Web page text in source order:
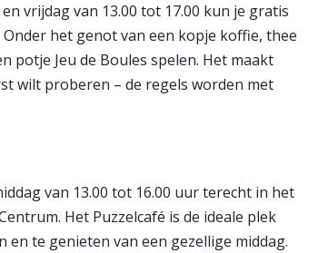
vrijdag van 13.00 tot 17.00 kun je gratis
het genot van een kopje koffie, thee
potje Jeu de Boules spelen. Het maakt
wilt proberen – de regels worden met
van 13.00 tot 16.00 uur terecht in het
Het Puzzelcafé is de ideale plek
te genieten van een gezellige middag.